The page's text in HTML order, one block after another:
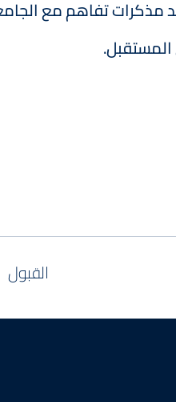
مذكرات تفاهم مع
القبول